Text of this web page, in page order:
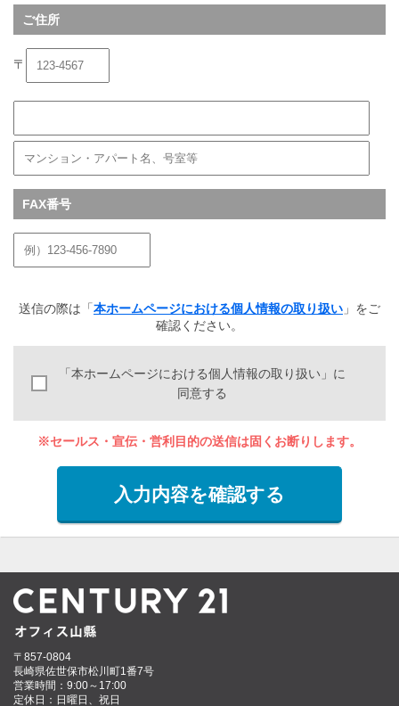
ご住所
FAX番号
送信の際は「 本ホームページにおける個人情報の取り扱い 」をご
確認ください。
「本ホームページにおける個人情報の取り扱い」に
同意する
※セールス・宣伝・営利目的の送信は固くお断りします。
入力内容を確認する
〒857-0804
長崎県佐世保市松川町1番7号
営業時間：9:00～17:00
定休日：日曜日、祝日